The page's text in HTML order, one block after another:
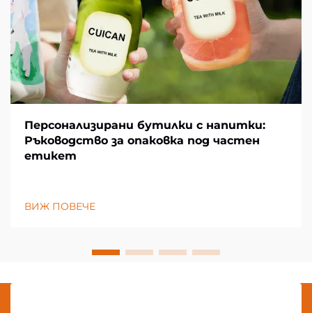
Персонализирани бутилки с напитки:
Ръководство за опаковка под частен
етикет
ВИЖ ПОВЕЧЕ